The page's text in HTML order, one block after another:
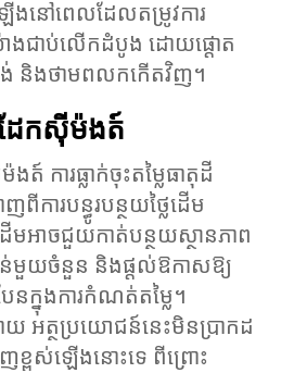
ើង​នៅពេល​ដែល​តម្រូវការ​
ជាប់លើក​ដំបូង ដោយ​ផ្តោត​
ងថាមពល​កកើត​វិញ។
ែក​សុីម៉ងត៍
ការធ្លាក់ចុះ​តម្លៃធាតុដី
ពីការ​បន្ធូរបន្ថយ​ថ្លៃដើម​
ម​អាចជួយ​កាត់បន្ថយ​ស្ថានភាព​
ន់​មួយចំនួន និងផ្តល់​ឱកាស​ឱ្យ​
ន​ក្នុងការ​កំណត់​តម្លៃ។
អត្ថប្រយោជន៍​នេះ​មិន​ប្រាកដ​
ខ្ពស់​ឡើង​នោះ​ទេ ពីព្រោះ​